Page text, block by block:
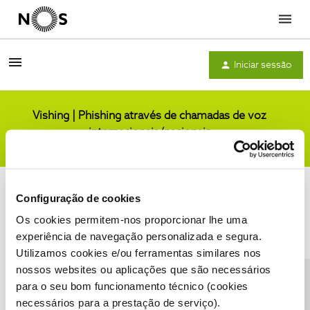
Configuração de cookies
Os cookies permitem-nos proporcionar lhe uma
experiência de navegação personalizada e segura.
Utilizamos cookies e/ou ferramentas similares nos
nossos websites ou aplicações que são necessários
para o seu bom funcionamento técnico (cookies
necessários para a prestação de serviço).
Menu
Iniciar sessão
Vishing | Phishing através de chamadas de voz
internacionais/nacionais
Condições do Fórum NOS Accessibility statement